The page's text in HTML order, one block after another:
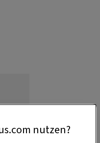
nutzen?